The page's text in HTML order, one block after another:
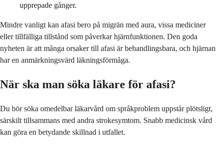
upprepade gånger.
Mindre vanligt kan afasi bero på migrän med aura, vissa mediciner
eller tillfälliga tillstånd som påverkar hjärnfunktionen. Den goda
nyheten är att många orsaker till afasi är behandlingsbara, och hjärnan
har en anmärkningsvärd läkningsförmåga.
När ska man söka läkare för afasi?
Du bör söka omedelbar läkarvård om språkproblem uppstår plötsligt,
särskilt tillsammans med andra strokesymtom. Snabb medicinsk vård
kan göra en betydande skillnad i utfallet.